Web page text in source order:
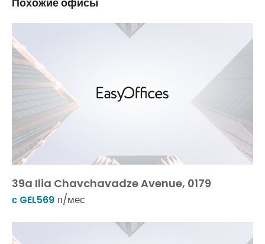
39a Ilia Chavchavadze Avenue, 0179
с GEL569 п/мес